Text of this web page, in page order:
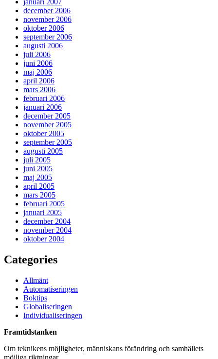
januari 2007
december 2006
november 2006
oktober 2006
september 2006
augusti 2006
juli 2006
juni 2006
maj 2006
april 2006
mars 2006
februari 2006
januari 2006
december 2005
november 2005
oktober 2005
september 2005
augusti 2005
juli 2005
juni 2005
maj 2005
april 2005
mars 2005
februari 2005
januari 2005
december 2004
november 2004
oktober 2004
Categories
Allmänt
Automatiseringen
Boktips
Globaliseringen
Individualiseringen
Framtidstanken
Om teknikens möjligheter, människans förändring och samhällets
möjliga riktningar.